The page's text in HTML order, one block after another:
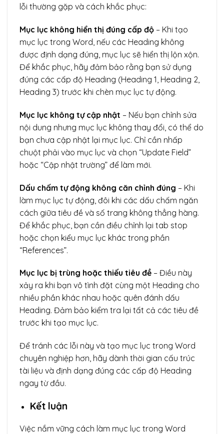
lỗi thường gặp và cách khắc phục:
Mục lục không hiển thị đúng cấp độ – Khi tạo
mục lục trong Word, nếu các Heading không
được định dạng đúng, mục lục sẽ hiển thị lộn xộn.
Để khắc phục, hãy đảm bảo rằng bạn sử dụng
đúng các cấp độ Heading (Heading 1, Heading 2,
Heading 3) trước khi chèn mục lục tự động.
Mục lục không tự cập nhật – Nếu bạn chỉnh sửa
nội dung nhưng mục lục không thay đổi, có thể do
bạn chưa cập nhật lại mục lục. Chỉ cần nhấp
chuột phải vào mục lục và chọn “Update Field”
hoặc “Cập nhật trường” để làm mới.
Dấu chấm tự động không căn chỉnh đúng – Khi
làm mục lục tự động, đôi khi các dấu chấm ngăn
cách giữa tiêu đề và số trang không thẳng hàng.
Để khắc phục, bạn cần điều chỉnh lại tab stop
hoặc chọn kiểu mục lục khác trong phần
“References”.
Mục lục bị trùng hoặc thiếu tiêu đề – Điều này
xảy ra khi bạn vô tình đặt cùng một Heading cho
nhiều phần khác nhau hoặc quên đánh dấu
Heading. Đảm bảo kiểm tra lại tất cả các tiêu đề
trước khi tạo mục lục.
Để tránh các lỗi này và tạo mục lục trong Word
chuyên nghiệp hơn, hãy dành thời gian cấu trúc
tài liệu và định dạng đúng các cấp độ Heading
ngay từ đầu.
Kết luận
Việc nắm vững cách làm mục lục trong Word